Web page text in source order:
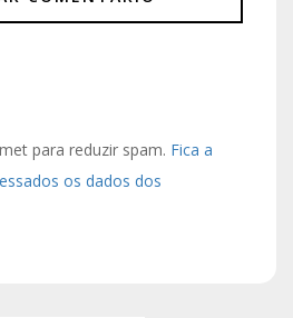
para reduzir spam. Fica a
os dados dos